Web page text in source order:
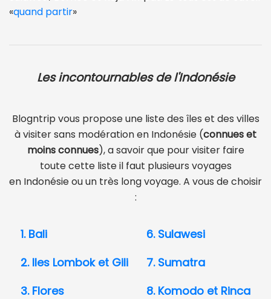
quand partir
Les incontournables de l'Indonésie
Blogntrip vous propose une liste des îles et des villes
à visiter sans modération en Indonésie (connues et
moins connues), a savoir que pour visiter faire
toute cette liste il faut plusieurs voyages
en Indonésie ou un très long voyage. A vous de choisir
:
1. Bali
6. Sulawesi
2. Iles Lombok et Gili
7. Sumatra
3. Flores
8. Komodo et Rinca